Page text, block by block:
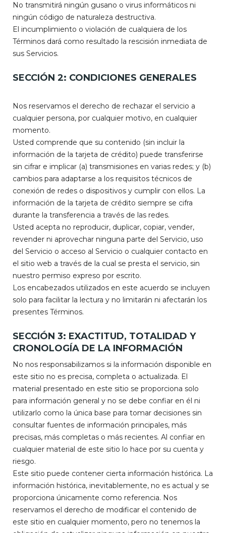
No transmitirá ningún gusano o virus informáticos ni
ningún código de naturaleza destructiva.
El incumplimiento o violación de cualquiera de los
Términos dará como resultado la rescisión inmediata de
sus Servicios.
SECCIÓN 2: CONDICIONES GENERALES
Nos reservamos el derecho de rechazar el servicio a
cualquier persona, por cualquier motivo, en cualquier
momento.
Usted comprende que su contenido (sin incluir la
información de la tarjeta de crédito) puede transferirse
sin cifrar e implicar (a) transmisiones en varias redes; y (b)
cambios para adaptarse a los requisitos técnicos de
conexión de redes o dispositivos y cumplir con ellos. La
información de la tarjeta de crédito siempre se cifra
durante la transferencia a través de las redes.
Usted acepta no reproducir, duplicar, copiar, vender,
revender ni aprovechar ninguna parte del Servicio, uso
del Servicio o acceso al Servicio o cualquier contacto en
el sitio web a través de la cual se presta el servicio, sin
nuestro permiso expreso por escrito.
Los encabezados utilizados en este acuerdo se incluyen
solo para facilitar la lectura y no limitarán ni afectarán los
presentes Términos.
SECCIÓN 3: EXACTITUD, TOTALIDAD Y
CRONOLOGÍA DE LA INFORMACIÓN
No nos responsabilizamos si la información disponible en
este sitio no es precisa, completa o actualizada. El
material presentado en este sitio se proporciona solo
para información general y no se debe confiar en él ni
utilizarlo como la única base para tomar decisiones sin
consultar fuentes de información principales, más
precisas, más completas o más recientes. Al confiar en
cualquier material de este sitio lo hace por su cuenta y
riesgo.
Este sitio puede contener cierta información histórica. La
información histórica, inevitablemente, no es actual y se
proporciona únicamente como referencia. Nos
reservamos el derecho de modificar el contenido de
este sitio en cualquier momento, pero no tenemos la